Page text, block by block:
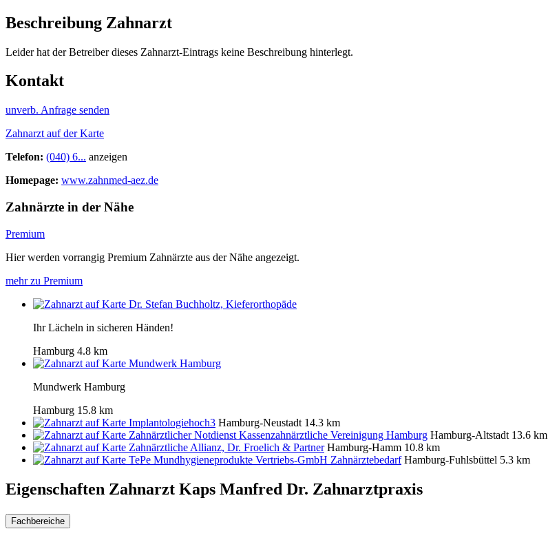
Beschreibung Zahnarzt
Leider hat der Betreiber dieses Zahnarzt-Eintrags keine Beschreibung hinterlegt.
Kontakt
unverb. Anfrage senden
Zahnarzt auf der Karte
Telefon: (040) 6... anzeigen
Homepage: www.zahnmed-aez.de
Zahnärzte in der Nähe
Premium
Hier werden vorrangig Premium Zahnärzte aus der Nähe angezeigt.
mehr zu Premium
Dr. Stefan Buchholtz, Kieferorthopäde
Ihr Lächeln in sicheren Händen!
Hamburg 4.8 km
Mundwerk Hamburg
Mundwerk Hamburg
Hamburg 15.8 km
Implantologiehoch3 Hamburg-Neustadt 14.3 km
Zahnärztlicher Notdienst Kassenzahnärztliche Vereinigung Hamburg Hamburg-Altstadt 13.6 km
Zahnärztliche Allianz, Dr. Froelich & Partner Hamburg-Hamm 10.8 km
TePe Mundhygieneprodukte Vertriebs-GmbH Zahnärztebedarf Hamburg-Fuhlsbüttel 5.3 km
Eigenschaften Zahnarzt Kaps Manfred Dr. Zahnarztpraxis
Fachbereiche